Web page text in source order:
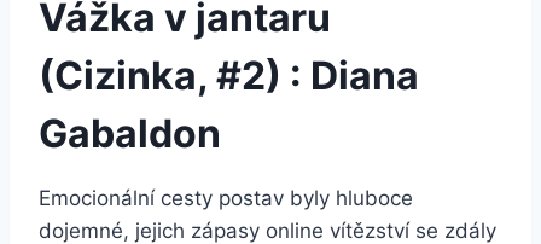
Vážka v jantaru
(Cizinka, #2) : Diana
Gabaldon
Emocionální cesty postav byly hluboce
dojemné, jejich zápasy online vítězství se zdály